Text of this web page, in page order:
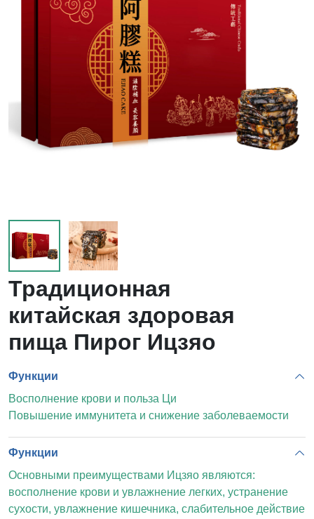
Традиционная
китайская здоровая
пища Пирог Ицзяо
Функции
Восполнение крови и польза Ци
Повышение иммунитета и снижение заболеваемости
Функции
Основными преимуществами Ицзяо являются:
восполнение крови и увлажнение легких, устранение
сухости, увлажнение кишечника, слабительное действие